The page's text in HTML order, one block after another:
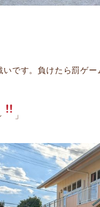
です。負けたら罰ゲー
」